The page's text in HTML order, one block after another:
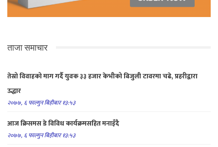
ताजा समाचार
तेस्रो विवाहको माग गर्दै युवक ३३ हजार केभीको बिजुली टावरमा चढे, प्रहरीद्वारा
उद्धार
२०७७, ६ फाल्गुन बिहीबार १३:५३
आज क्रिसमस डे विविध कार्यक्रमसहित मनाइँदै
२०७७, ६ फाल्गुन बिहीबार १३:५३